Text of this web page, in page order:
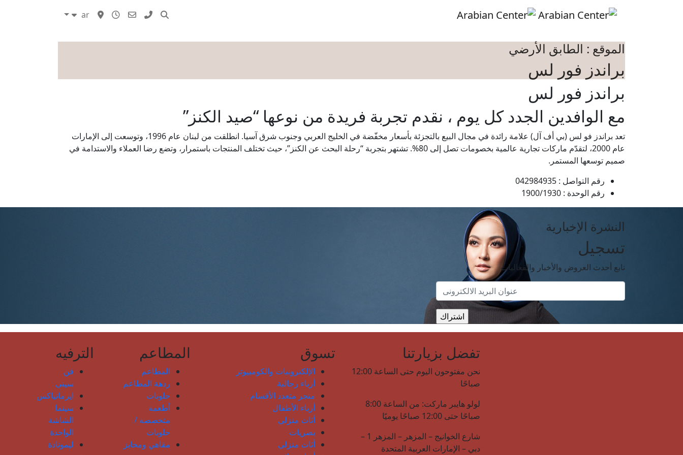
Skip to main content
ar
الموقع : الطابق الأرضي
براندز فور لس
براندز فور لس
مع الوافدين الجدد كل يوم ، نقدم تجربة فريدة من نوعها “صيد الكنز”
تعد براندز فو لس (بي أف آل) علامة رائدة في مجال البيع بالتجزئة بأسعار مخفّضة في الخليج العربي وجنوب شرق آسيا. انطلقت من لبنان عام 1996، وتوسعت إلى الإمارات
عام 2000، لتقدّم ماركات تجارية عالمية بخصومات تصل إلى 80%. تشتهر بتجربة “رحلة البحث عن الكنز”، حيث تختلف المنتجات باستمرار، وتضع رضا العملاء والاستدامة في
صميم توسعها المستمر.
رقم التواصل : 042984935
رقم الوحدة : 1900/1930
النشرة الإخبارية
تسجيل
تابع أحدث العروض والأخبار والفعاليات
تفضل بزيارتنا
نحن مفتوحون اليوم حتى الساعة 12:00
صباحًا
لولو هايبر ماركت: من الساعة 8:00
صباحًا حتى 12:00 صباحًا يوميًا
شارع الخوانيج – المزهر – المزهر 1 –
دبي – الإمارات العربية المتحدة
تسوق
الإلكترونيات والكومبيوتر
أزياء رجالية
متجر متعدد الأقسام
أزياء الأطفال
أثاث منزلي
بصريات
أثاث منزلي
المطاعم
المطاعم
ردهة المطاعم
حلويات
أطعمة
متخصصة /
حلويات
مقاهي ومخابز
الترفيه
فن
سيتي
ايرمانياكس
سينما
الشاشة
الواحدة
ليمونادة